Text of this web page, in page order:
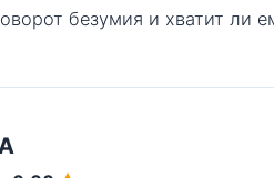
безумия и хватит ли